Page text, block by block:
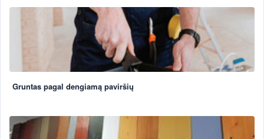
Gruntas pagal dengiamą paviršių